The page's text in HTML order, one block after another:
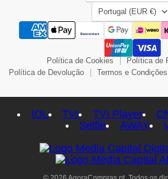
País
Portugal (EUR €)
Política de Cookies
Política de
Política de Devolução
Termos e Condições
IOL TVI TVI Player
Selfie
AWAY